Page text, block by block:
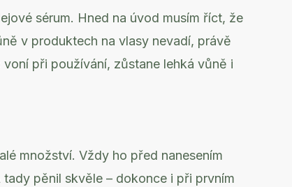
sérum. Hned na úvod musím říct, že
v produktech na vlasy nevadí, právě
při používání, zůstane lehká vůně i
množství. Vždy ho před nanesením
pěnil skvěle – dokonce i při prvním